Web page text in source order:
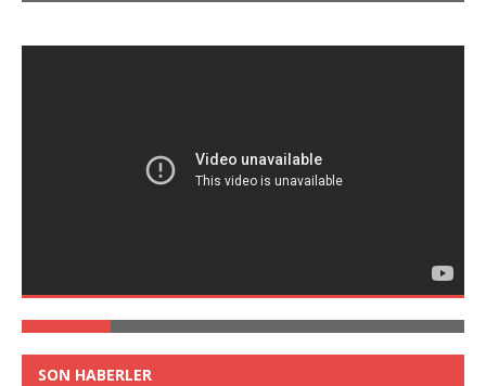
SON HABERLER